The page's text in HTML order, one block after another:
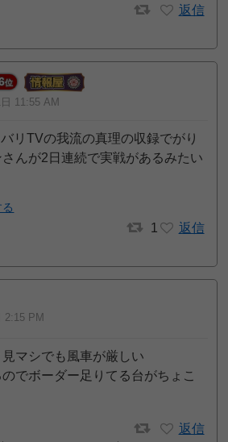
返信
位
11:55 AM
リTVの我流の真理の収録でがり
んが2日連続で実戦があるみたい
1 返信
2:15 PM
マシでも風車が厳しい
でボーダー足りてる台がちょこ
返信